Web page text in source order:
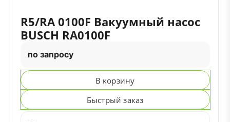
R5/RA 0100F Вакуумный насос
BUSCH RA0100F
по запросу
В корзину
Быстрый заказ